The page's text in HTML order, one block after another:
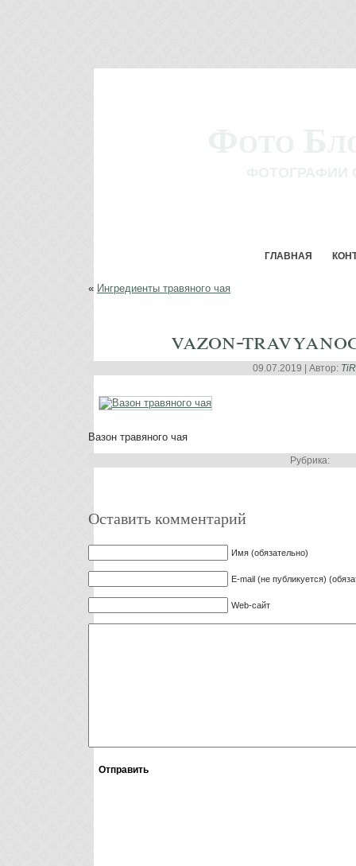
ГЛАВНАЯ
« Ингредиенты травяного чая
vazon-
09.07.2019 | Автор:
Вазон травяного чая
Рубрика:
Оставить комментарий
Имя (обязательно)
E-mail (не публикуется)
Web-сайт